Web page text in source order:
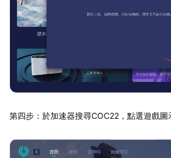
第四步：於加速器搜尋COC22，點選遊戲圖